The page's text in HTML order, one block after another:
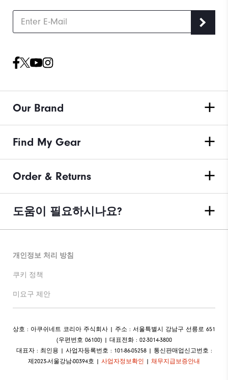
Our Brand
Find My Gear
Order & Returns
도움이 필요하시나요?
개인정보 처리 방침
쿠키 정책
미요구 제안
상호 : 아쿠쉬네트 코리아 주식회사 | 주소 : 서울특별시 강남구 선릉로 651
(우편번호 06100) | 대표전화 : 02-3014-3800
대표자 : 최인용 | 사업자등록번호 : 101-86-05258 | 통신판매업신고번호 :
제2023-서울강남-00394호 | 사업자정보확인 채무지급보증안내